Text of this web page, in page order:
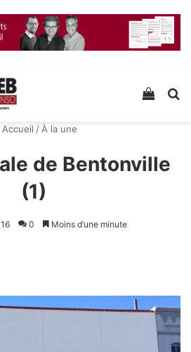
Voir
/ À la une
de Bentonville
(1)
0 Moins d’une minute